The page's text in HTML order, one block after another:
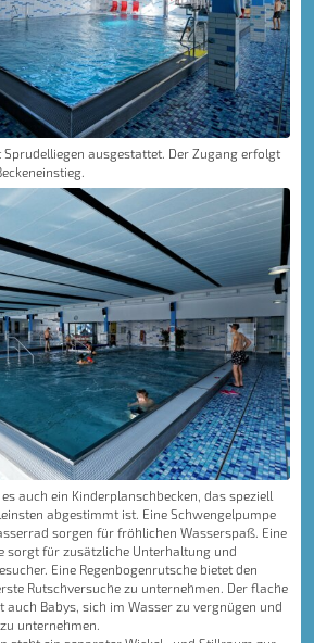
Sprudelliegen ausgestattet. Der Zugang erfolgt
auch ein Kinderplanschbecken, das speziell
abgestimmt ist. Eine Schwengelpumpe
sorgen für fröhlichen Wasserspaß. Eine
sorgt für zusätzliche Unterhaltung und
Eine Regenbogenrutsche bietet den
Rutschversuche zu unternehmen. Der flache
Babys, sich im Wasser zu vergnügen und
unternehmen.